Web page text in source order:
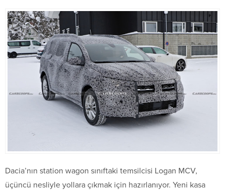
Dacia’nın station wagon sınıftaki temsilcisi Logan MCV,
üçüncü nesliyle yollara çıkmak için hazırlanıyor. Yeni kasa